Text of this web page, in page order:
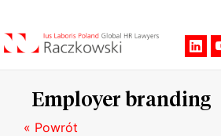
Employer branding
« Powrót